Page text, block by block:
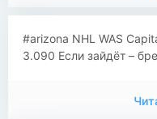
#arizona NHL WAS
3.090 Если зайдёт –